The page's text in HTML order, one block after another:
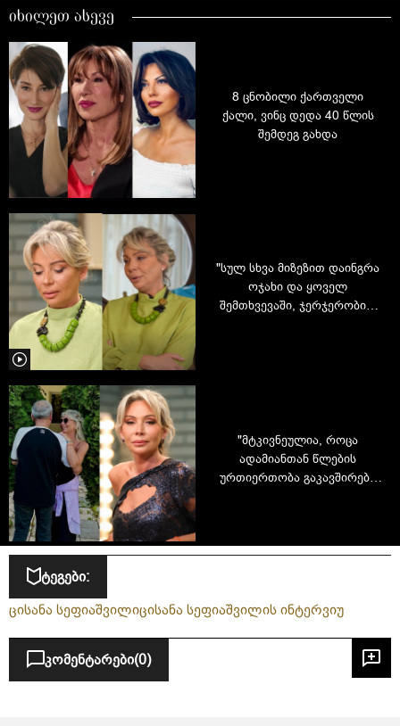
იხილეთ ასევე
8 ცნობილი ქართველი
ქალი, ვინც დედა 40 წლის
შემდეგ გახდა
"სულ სხვა მიზეზით დაინგრა
ოჯახი და ყოველ
შემთხვევაში, ჯერჯერობით
"მტკივნეულია, როცა
ადამიანთან წლების
ურთიერთობა გაკავშირებს
ტეგები:
ცისანა სეფიაშვილიცისანა სეფიაშვილის ინტერვიუ
კომენტარები(0)